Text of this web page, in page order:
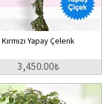
Kırmızı Yapay Çelenk
3,450.00₺